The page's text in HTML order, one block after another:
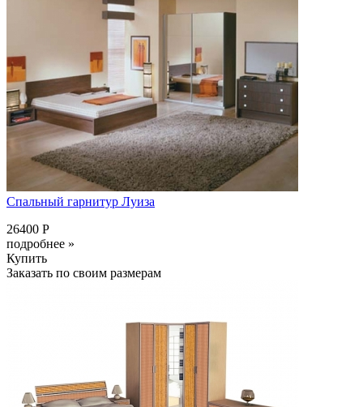
Спальный гарнитур Луиза
26400 Р
подробнее »
Купить
Заказать по своим размерам